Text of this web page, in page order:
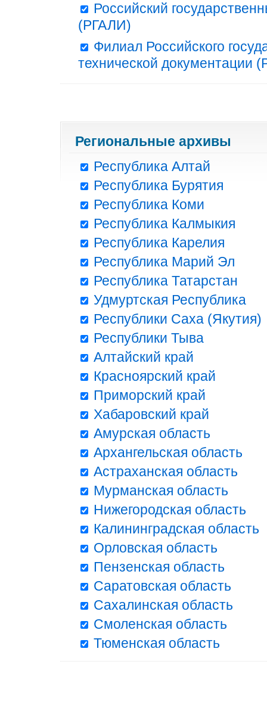
Российский
(РГАЛИ)
Филиал Российского
технической документации
Региональные архивы
Республика Алтай
Республика Бурятия
Республика Коми
Республика Калмыкия
Республика Карелия
Республика Марий Эл
Республика Татарстан
Удмуртская Республика
Республики Саха (Якутия)
Республики Тыва
Алтайский край
Красноярский край
Приморский край
Хабаровский край
Амурская область
Архангельская область
Астраханская область
Мурманская область
Нижегородская область
Калининградская область
Орловская область
Пензенская область
Саратовская область
Сахалинская область
Смоленская область
Тюменская область